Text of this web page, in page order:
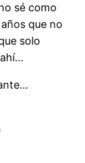
sé como
que no
solo